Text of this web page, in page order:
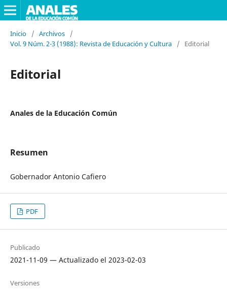
Inicio / Archivos
/
Vol. 9 Núm. 2-3 (1988): Revista de Educación y Cultura
/ Editorial
Editorial
Anales de la Educación Común
Resumen
Gobernador Antonio Cafiero
PDF
Publicado
2021-11-09 — Actualizado el 2023-02-03
Versiones